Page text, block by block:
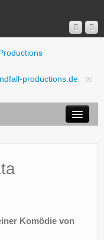
productions.de
Komödie von